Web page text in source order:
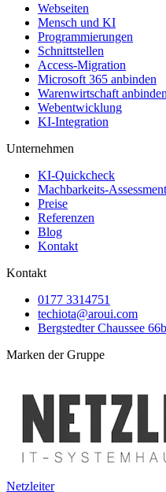
Webseiten
Mensch und KI
Programmierungen
Schnittstellen
Access-Migration
Microsoft 365 anbinden
Warenwirtschaft anbinden
Webentwicklung
KI-Integration
Unternehmen
KI-Quickcheck
Machbarkeits-Assessment
Preise
Referenzen
Blog
Kontakt
Kontakt
0177 3314751
techiota@aroui.com
Bergstedter Chaussee
Marken der Gruppe
Netzleiter